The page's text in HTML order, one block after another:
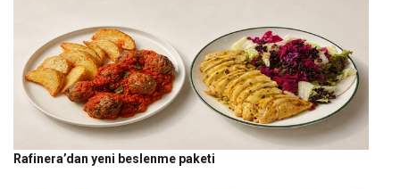
Rafinera’dan yeni beslenme paketi